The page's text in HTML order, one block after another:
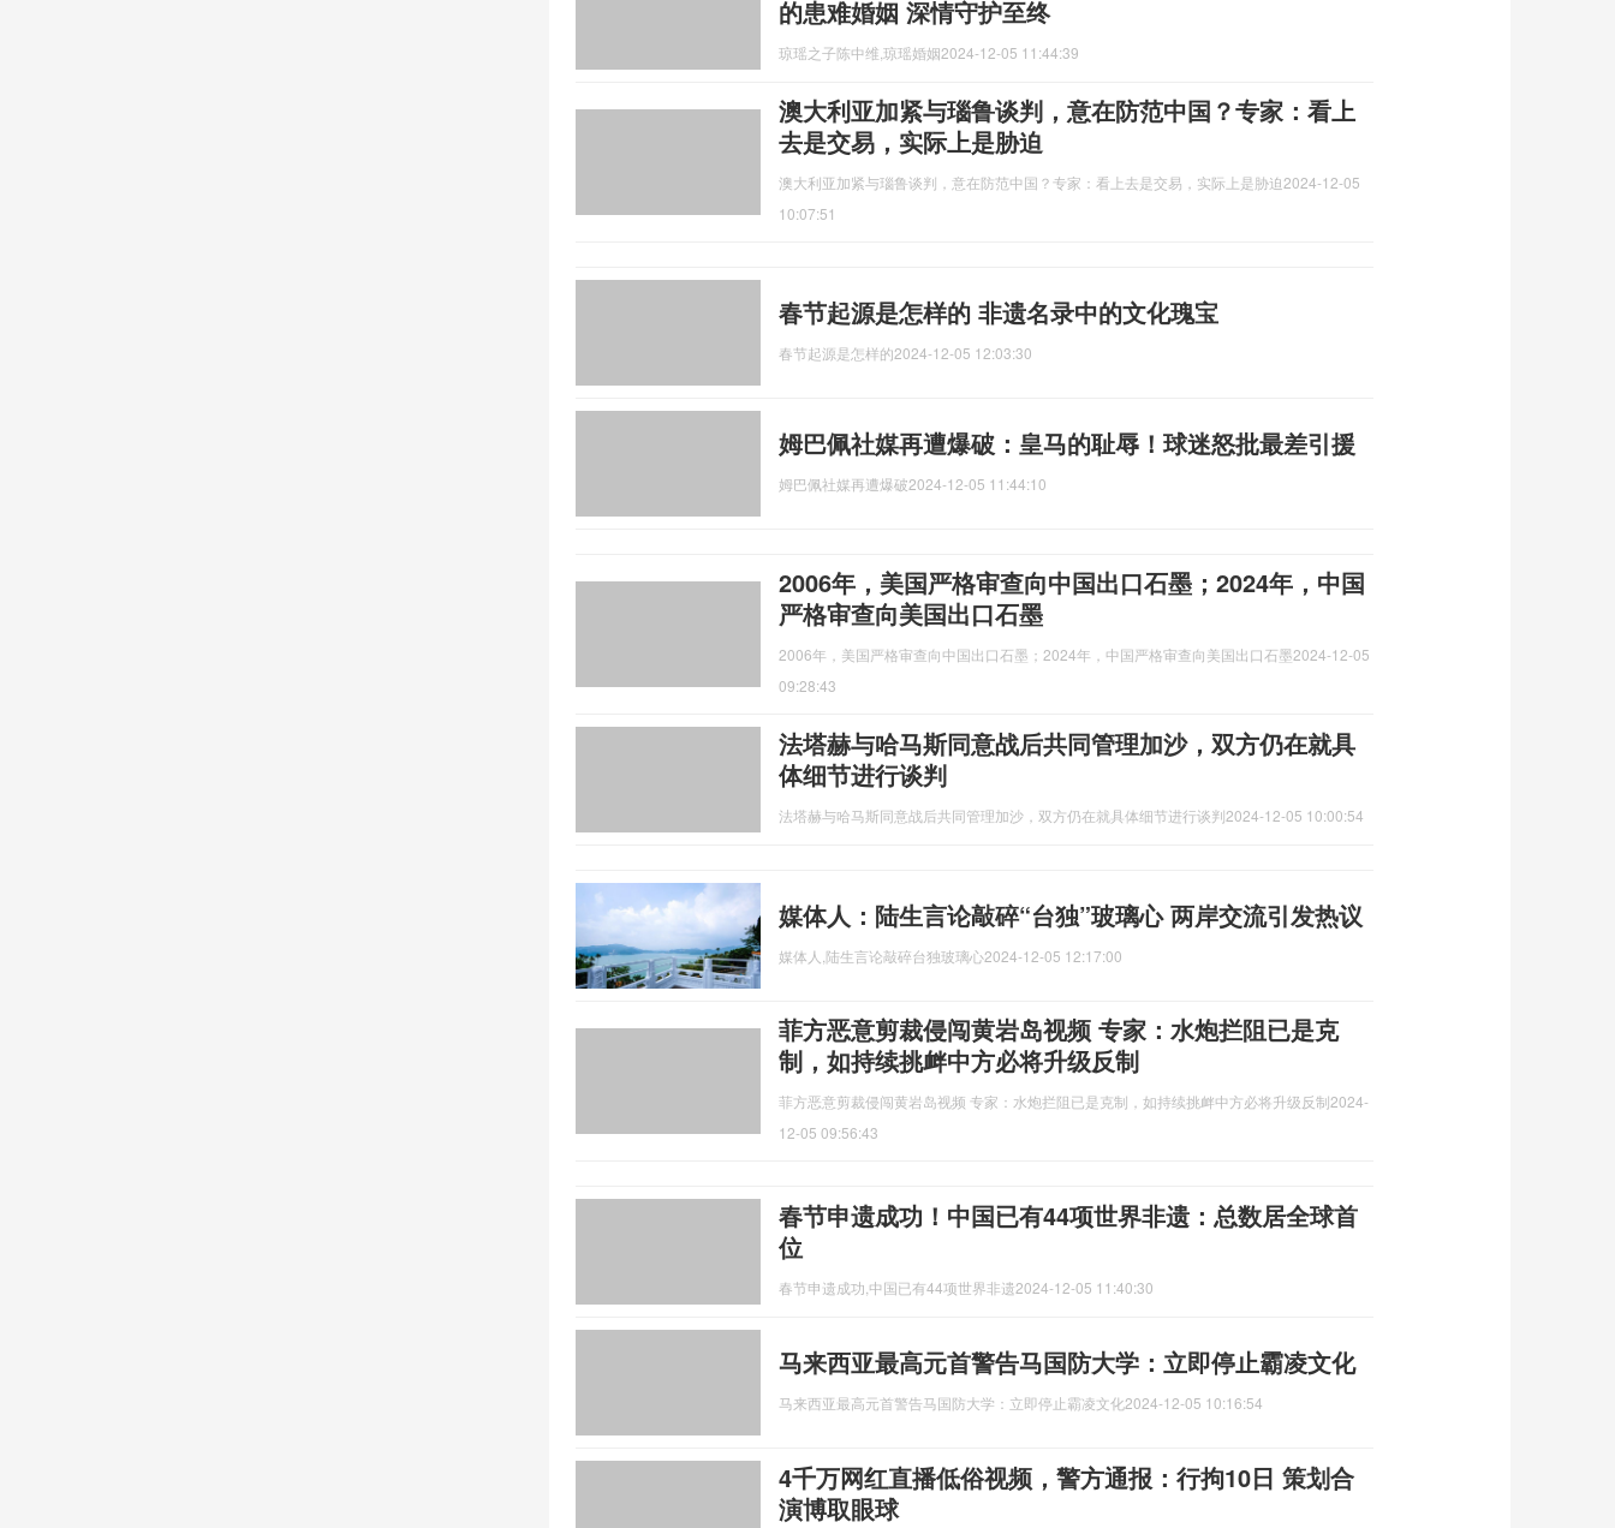
的患难婚姻 深情守护至终
琼瑶之子陈中维,琼瑶婚姻2024-12-05 11:44:39
澳大利亚加紧与瑙鲁谈判，意在防范中国？专家：看上
去是交易，实际上是胁迫
澳大利亚加紧与瑙鲁谈判，意在防范中国？专家：看上去是交易，实际上是胁迫2024-12-05
10:07:51
春节起源是怎样的 非遗名录中的文化瑰宝
春节起源是怎样的2024-12-05 12:03:30
姆巴佩社媒再遭爆破：皇马的耻辱！球迷怒批最差引援
姆巴佩社媒再遭爆破2024-12-05 11:44:10
2006年，美国严格审查向中国出口石墨；2024年，中国
严格审查向美国出口石墨
2006年，美国严格审查向中国出口石墨；2024年，中国严格审查向美国出口石墨2024-12-05
09:28:43
法塔赫与哈马斯同意战后共同管理加沙，双方仍在就具
体细节进行谈判
法塔赫与哈马斯同意战后共同管理加沙，双方仍在就具体细节进行谈判2024-12-05 10:00:54
媒体人：陆生言论敲碎“台独”玻璃心 两岸交流引发热议
媒体人,陆生言论敲碎台独玻璃心2024-12-05 12:17:00
菲方恶意剪裁侵闯黄岩岛视频 专家：水炮拦阻已是克
制，如持续挑衅中方必将升级反制
菲方恶意剪裁侵闯黄岩岛视频 专家：水炮拦阻已是克制，如持续挑衅中方必将升级反制2024-
12-05 09:56:43
春节申遗成功！中国已有44项世界非遗：总数居全球首
位
春节申遗成功,​​​中国已有44项世界非遗2024-12-05 11:40:30
马来西亚最高元首警告马国防大学：立即停止霸凌文化
马来西亚最高元首警告马国防大学：立即停止霸凌文化2024-12-05 10:16:54
4千万网红直播低俗视频，警方通报：行拘10日 策划合
演博取眼球